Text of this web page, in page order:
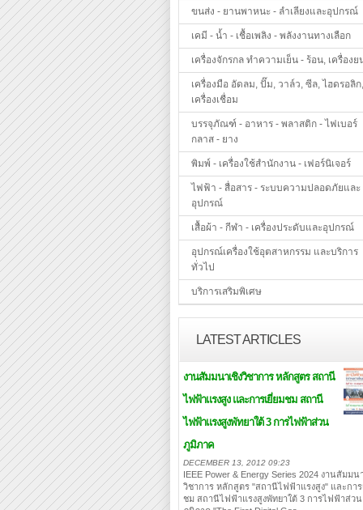
ขนส่ง - ยานพาหนะ - ลำเลียงและอุปกรณ์
เคมี - น้ำ - เชื้อเพลิง - พลังงานทางเลือก
เครื่องจักรกล ทำความเย็น - ร้อน, เครื่องย
เครื่องมือ อัดลม, ปั๊ม, วาล์ว, ซีล, ไฮดรอลิก,
เครื่องเชื่อม
บรรจุภัณฑ์ - อาหาร - พลาสติก - ไฟเบอร์
กลาส - ยาง
พิมพ์ - เครื่องใช้สำนักงาน - เฟอร์นิเจอร์
ไฟฟ้า - สื่อสาร - ระบบความปลอดภัยและ
อุปกรณ์
เสื้อผ้า - กีฬา - เครื่องประดับและอุปกรณ์
อุปกรณ์เครื่องใช้อุตสาหกรรม และบริการ
ทั่วไป
บริการเสริมพิเศษ
LATEST ARTICLES
งานสัมมนาเชิงวิชาการ หลักสูตร สถานี
ไฟฟ้าแรงสูง และการเยี่ยมชม สถานี
ไฟฟ้าแรงสูงพัทยาใต้ 3 การไฟฟ้าส่วน
ภูมิภาค
DECEMBER 13, 2012 09:23
IEEE Power & Energy Series 2024 งานสัมมน
วิชาการ หลักสูตร "สถานีไฟฟ้าแรงสูง" และการ
ชม สถานีไฟฟ้าแรงสูงพัทยาใต้ 3 การไฟฟ้าส่วน